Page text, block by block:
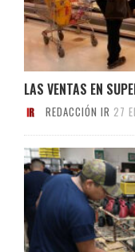
LAS VENTAS EN
REDACCIÓN IR 27